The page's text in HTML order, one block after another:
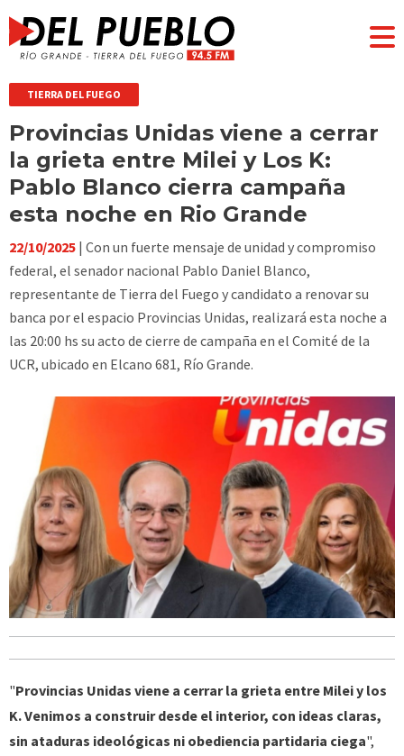
TIERRA DEL FUEGO
Provincias Unidas viene a cerrar
la grieta entre Milei y Los K:
Pablo Blanco cierra campaña
esta noche en Rio Grande
22/10/2025 | Con un fuerte mensaje de unidad y compromiso
federal, el senador nacional Pablo Daniel Blanco,
representante de Tierra del Fuego y candidato a renovar su
banca por el espacio Provincias Unidas, realizará esta noche a
las 20:00 hs su acto de cierre de campaña en el Comité de la
UCR, ubicado en Elcano 681, Río Grande.
"Provincias Unidas viene a cerrar la grieta entre Milei y los
K. Venimos a construir desde el interior, con ideas claras,
sin ataduras ideológicas ni obediencia partidaria ciega",